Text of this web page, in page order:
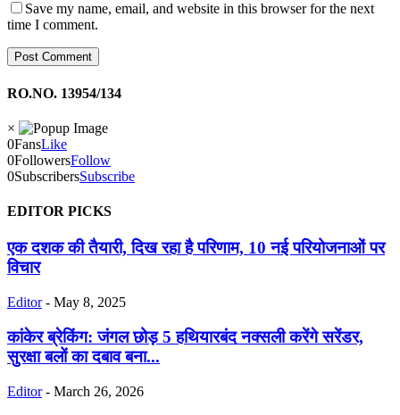
Save my name, email, and website in this browser for the next
time I comment.
RO.NO. 13954/134
×
0FansLike
0FollowersFollow
0SubscribersSubscribe
EDITOR PICKS
एक दशक की तैयारी, दिख रहा है परिणाम, 10 नई परियोजनाओं पर
विचार
Editor - May 8, 2025
कांकेर ब्रेकिंग: जंगल छोड़ 5 हथियारबंद नक्सली करेंगे सरेंडर,
सुरक्षा बलों का दबाव बना...
Editor - March 26, 2026